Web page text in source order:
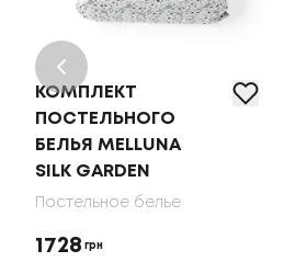
КОМПЛЕКТ
ПОСТЕЛЬНОГО
БЕЛЬЯ MELLUNA
SILK GARDEN
Постельное белье
1728 грн